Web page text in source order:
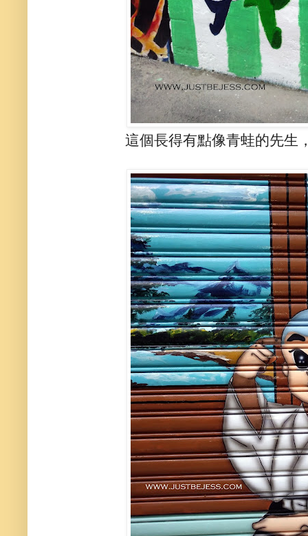
這個長得有點像青蛙的先生